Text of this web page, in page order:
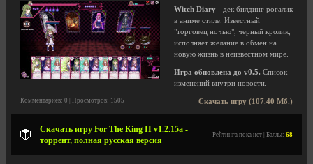
Witch Diary - дек билдинг рогалик
в аниме стиле. Известный
"торговец ночью", черный кролик,
исполняет желание в обмен на
новую жизнь в неизвестном мире.
Игра обновлена до v0.5. Список
изменений внутри новости.
Скачать игру (107.40 Мб.)
Комментариев: 0 | Просмотров: 1505
Скачать игру For The King II v1.2.15a -
торрент, полная русская версия
Рейтинга пока нет | Баллы: 68